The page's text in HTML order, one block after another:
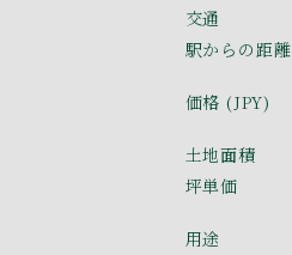
交通
駅からの距離
価格 (JPY)
土地面積
坪単価
用途